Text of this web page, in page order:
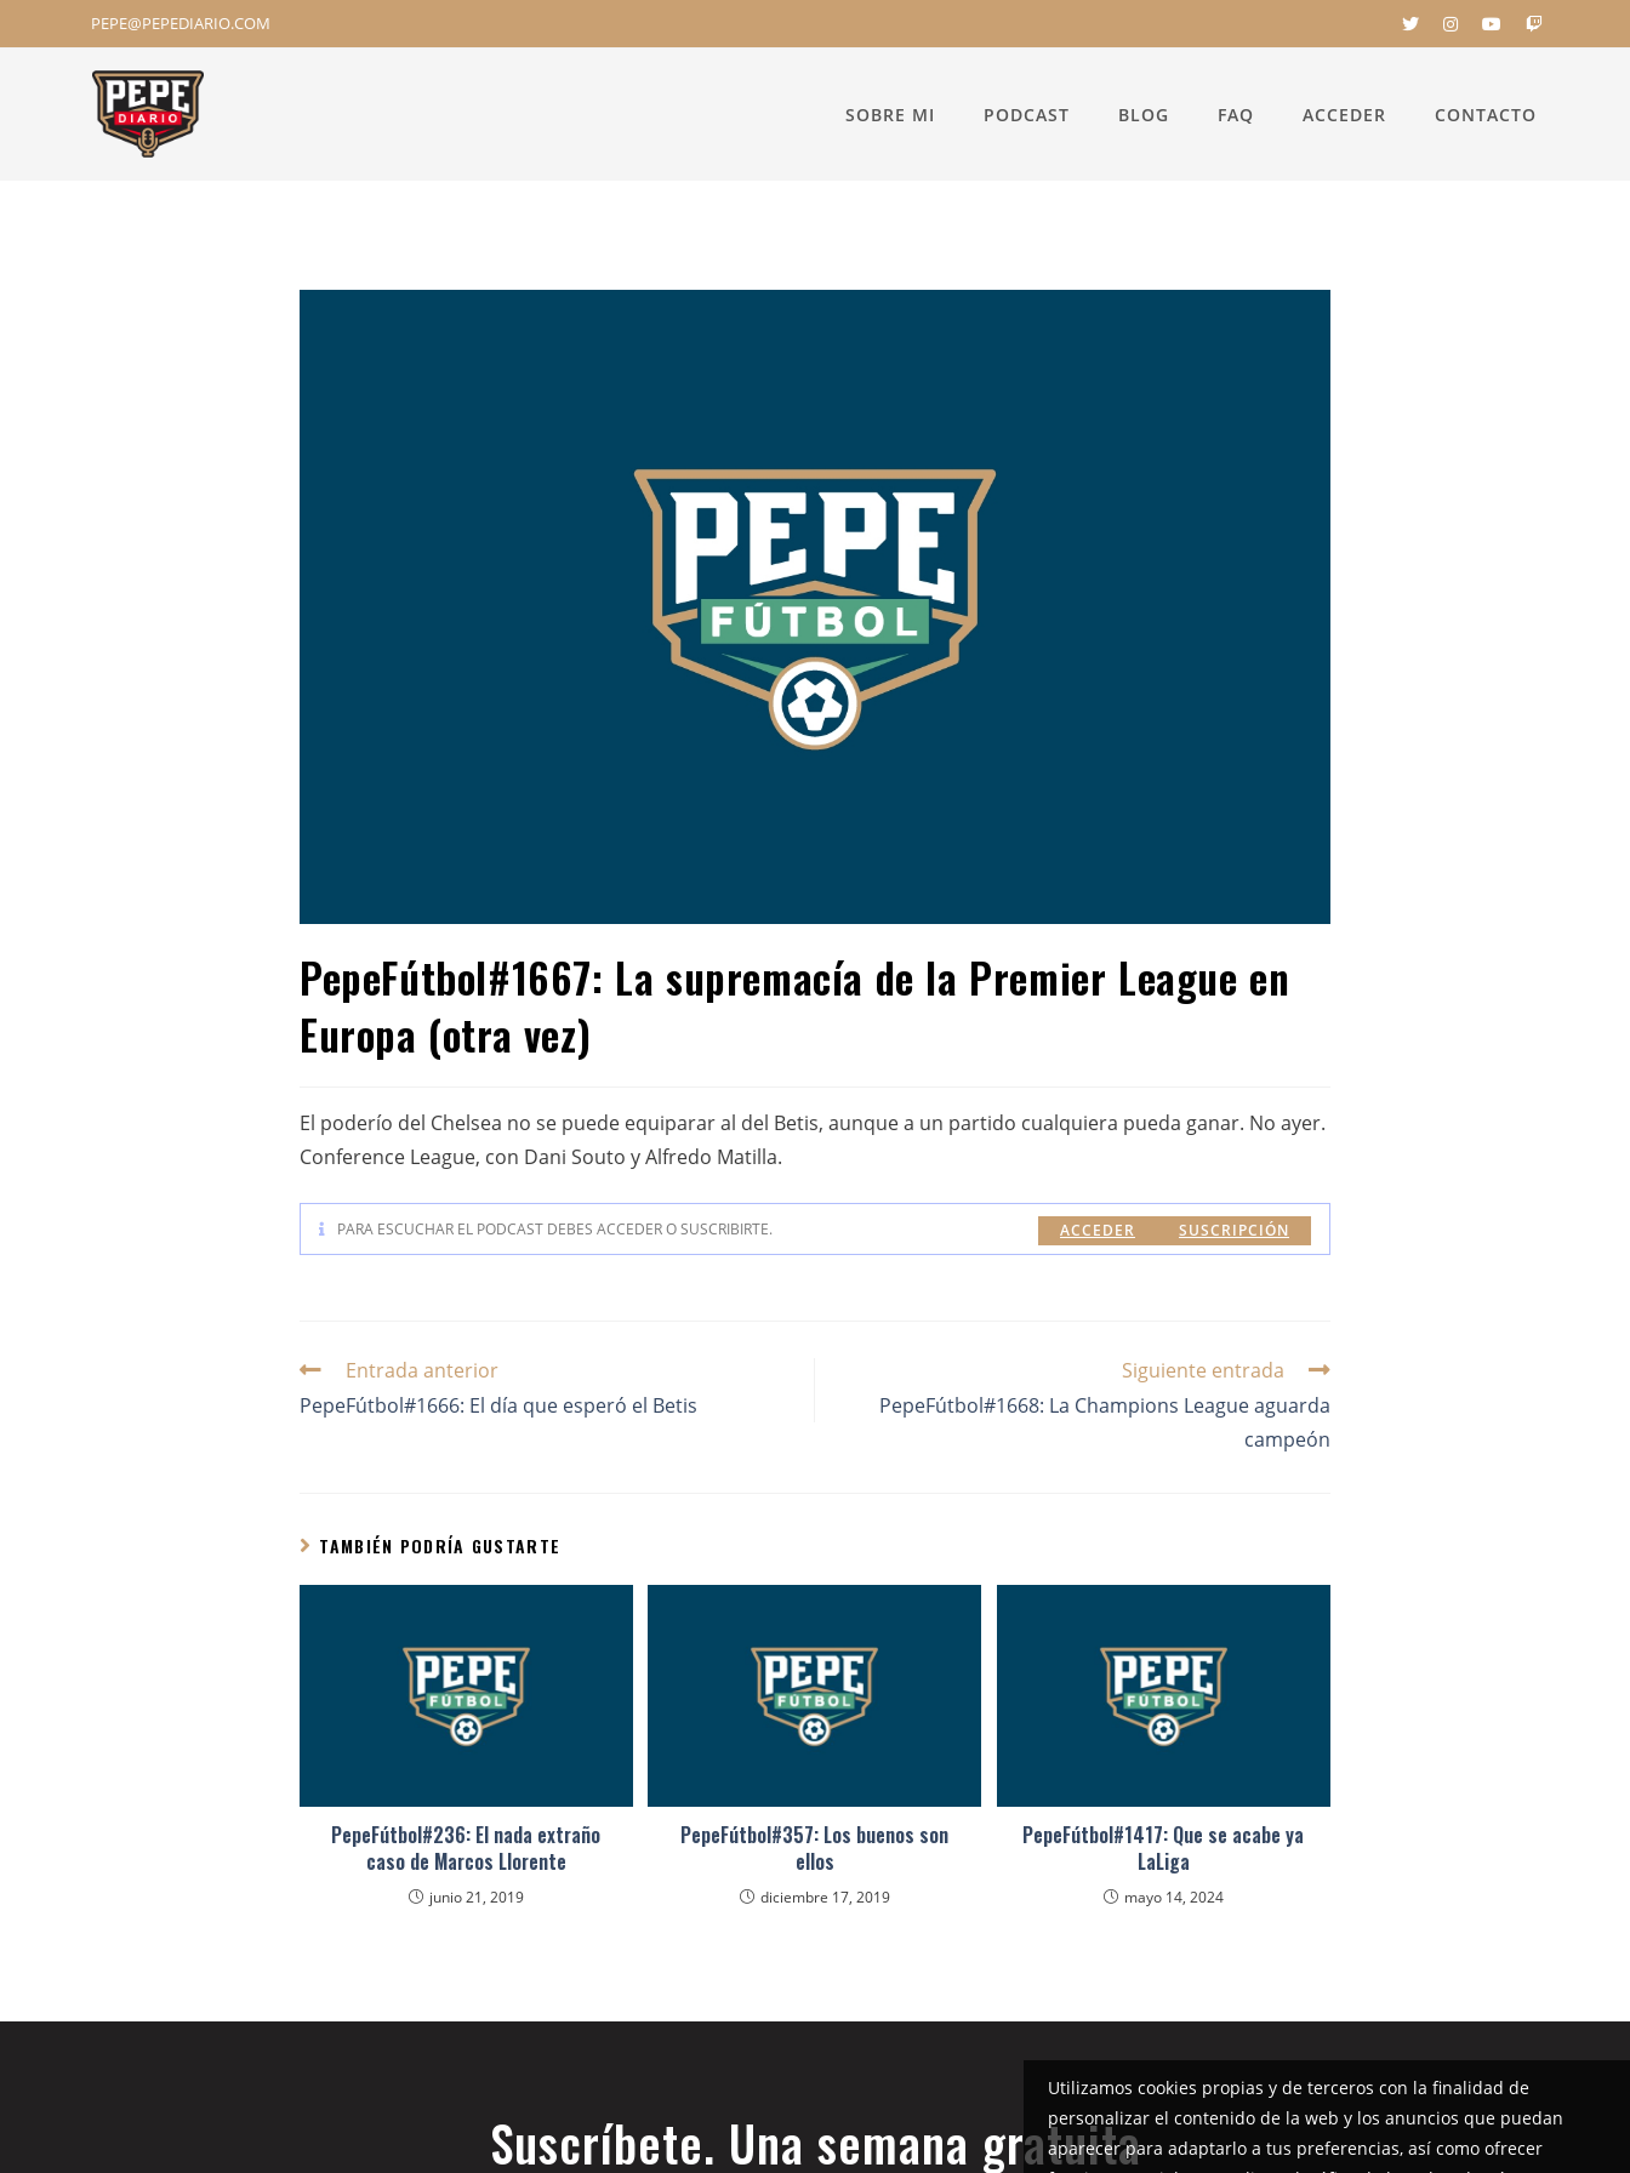
PEPE@PEPEDIARIO.COM
SOBRE MI PODCAST BLOG FAQ ACCEDER CONTACTO
PepeFútbol#1667: La supremacía de la Premier League en
Europa (otra vez)
El poderío del Chelsea no se puede equiparar al del Betis, aunque a un partido cualquiera pueda ganar. No ayer.
Conference League, con Dani Souto y Alfredo Matilla.
PARA ESCUCHAR EL PODCAST DEBES ACCEDER O SUSCRIBIRTE. SUSCRIPCIÓN
ACCEDER
Entrada anterior
PepeFútbol#1666: El día que esperó el Betis
Siguiente entrada
PepeFútbol#1668: La Champions League aguarda
campeón
TAMBIÉN PODRÍA GUSTARTE
PepeFútbol#236: El nada extraño
caso de Marcos Llorente
junio 21, 2019
PepeFútbol#357: Los buenos son
ellos
diciembre 17, 2019
PepeFútbol#1417: Que se acabe ya
LaLiga
mayo 14, 2024
Suscríbete. Una semana gratuita
Utilizamos cookies propias y de terceros con la finalidad de
personalizar el contenido de la web y los anuncios que puedan
aparecer para adaptarlo a tus preferencias, así como ofrecer